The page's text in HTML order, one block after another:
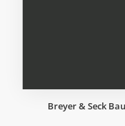
Breyer & Seck